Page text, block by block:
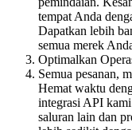
tempat Anda
Dapatkan lebih
semua merek
Optimalkan
Semua pesanan,
Hemat waktu
integrasi API
saluran lain dan